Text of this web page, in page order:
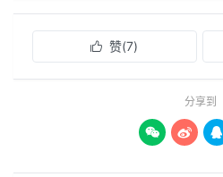
 赞(7)
分享到
  